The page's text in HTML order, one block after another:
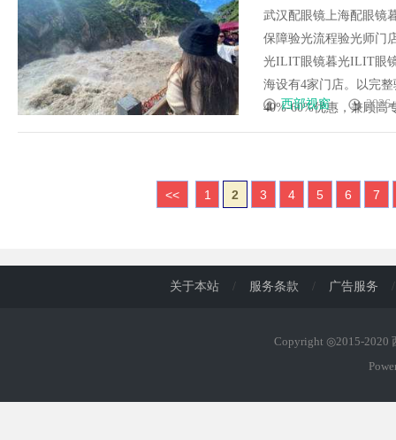
武汉配眼镜上海配眼镜
保障验光流程验光师门
光ILIT眼镜暮光ILIT眼
海设有4家门店。以完
40%-60%优惠，兼顾高
西部视窗
<< 1 2 3 4 5 6 7
关于本站 / 服务条款 / 广告服务 /
Copyright ◎2015-2020